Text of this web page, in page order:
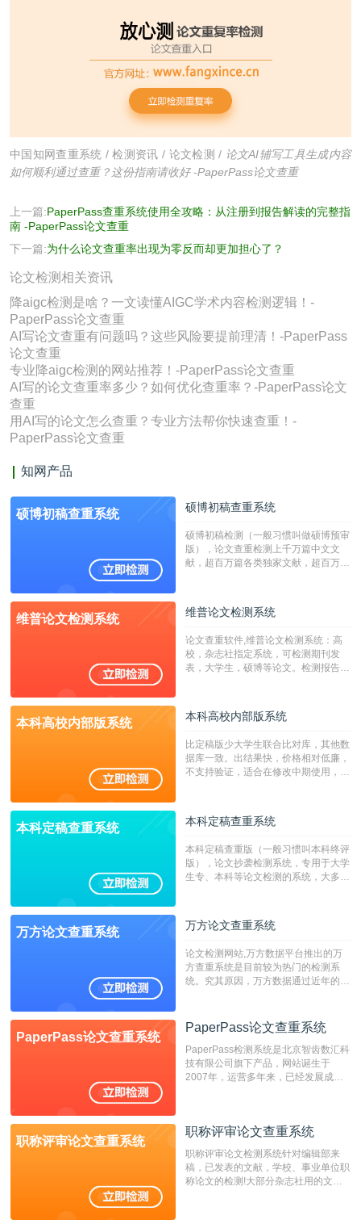
中国知网查重系统 /检测资讯 / 论文检测 / 论文AI辅写工具生成内容
如何顺利通过查重？这份指南请收好 -PaperPass论文查重
上一篇:PaperPass查重系统使用全攻略：从注册到报告解读的完整指
南 -PaperPass论文查重
下一篇:为什么论文查重率出现为零反而却更加担心了？
论文检测相关资讯
降aigc检测是啥？一文读懂AIGC学术内容检测逻辑！-
PaperPass论文查重
AI写论文查重有问题吗？这些风险要提前理清！-PaperPass
论文查重
专业降aigc检测的网站推荐！-PaperPass论文查重
AI写的论文查重率多少？如何优化查重率？-PaperPass论文
查重
用AI写的论文怎么查重？专业方法帮你快速查重！-
PaperPass论文查重
知网产品
硕博初稿查重系统 硕博初稿查重系统
硕博初稿检测（一般习惯叫做硕博预审
版），论文查重检测上千万篇中文文
献，超百万篇各类独家文献，超百万港
校用来检测硕博论文的系统，检测范围
广，数据来源真实，检测算法合理!本
字符数30万）
维普论文检测系统 维普论文检测系统
论文查重软件,维普论文检测系统：高
校，杂志社指定系统，可检测期刊发
表，大学生，硕博等论文。检测报告支
本科高校内部版系统 本科高校内部版系统
比定稿版少大学生联合比对库，其他数
据库一致。出结果快，价格相对低廉，
不支持验证，适合在修改中期使用，定
本科定稿查重系统 本科定稿查重系统
本科定稿查重版（一般习惯叫本科终评
版），论文抄袭检测系统，专用于大学
生专、本科等论文检测的系统，大多数
万方论文查重系统 万方论文查重系统
论文检测网站,万方数据平台推出的万
方查重系统是目前较为热门的检测系
统。究其原因，万方数据通过近年的发
检测系统，其真实性和权威性无可厚
非。其次，相对于知网而言，万方检测
费用少，上手容易，是学生初次论文查
重的推荐系统。
PaperPass论文查重系统
PaperPass论文查重系统
PaperPass检测系统是北京智齿数汇科
技有限公司旗下产品，网站诞生于
2007年，运营多年来，已经发展成为
检测速度快、精度高，市场反映良好。
职称评审论文查重系统
职称评审论文查重系统
职称评审论文检测系统针对编辑部来
稿，已发表的文献，学校、事业单位职
称论文的检测!大部分杂志社用的文献